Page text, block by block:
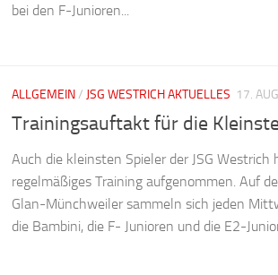
bei den F-Junioren...
ALLGEMEIN/ JSG WESTRICH AKTUELLES 17.
Trainingsauftakt für die
Auch die kleinsten Spieler der JSG Westrich
regelmäßiges Training aufgenommen. Auf
Glan-Münchweiler sammeln sich jeden
die Bambini, die F- Junioren und die E2-